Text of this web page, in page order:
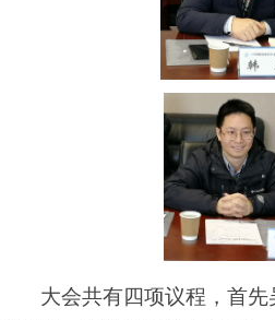
大会共有四项议程，首